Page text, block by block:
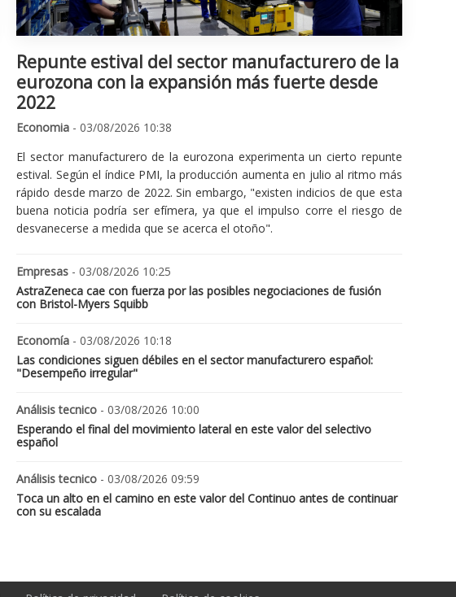
Repunte estival del sector manufacturero de la
eurozona con la expansión más fuerte desde
2022
Economia - 03/08/2026 10:38
El sector manufacturero de la eurozona experimenta un cierto repunte
estival. Según el índice PMI, la producción aumenta en julio al ritmo más
rápido desde marzo de 2022. Sin embargo, "existen indicios de que esta
buena noticia podría ser efímera, ya que el impulso corre el riesgo de
desvanecerse a medida que se acerca el otoño".
Empresas - 03/08/2026 10:25
AstraZeneca cae con fuerza por las posibles negociaciones de fusión
con Bristol-Myers Squibb
Economía - 03/08/2026 10:18
Las condiciones siguen débiles en el sector manufacturero español:
"Desempeño irregular"
Análisis tecnico - 03/08/2026 10:00
Esperando el final del movimiento lateral en este valor del selectivo
español
Análisis tecnico - 03/08/2026 09:59
Toca un alto en el camino en este valor del Continuo antes de continuar
con su escalada